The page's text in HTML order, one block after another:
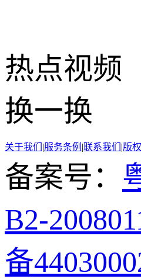
热点视频
换一换
关于我们 |服务条例 |联系我们 |版
备案号：
B2-
备